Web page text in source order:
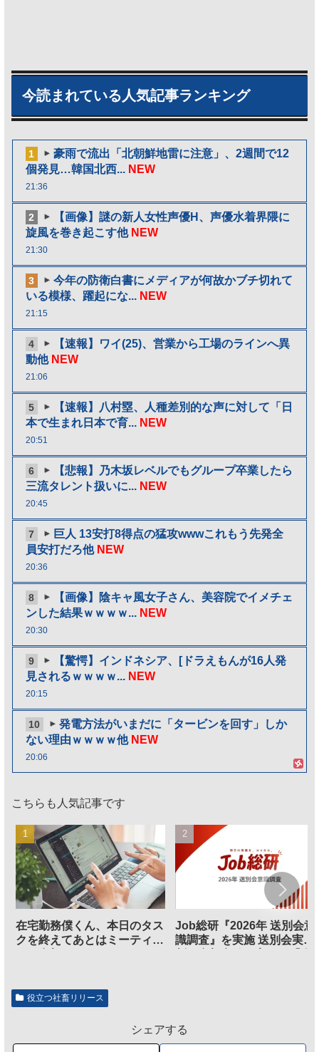
今読まれている人気記事ランキング
1
豪雨で流出「北朝鮮地雷に注意」、2週間で12
個発見…韓国北西... NEW
21:36
2
【画像】謎の新人女性声優H、声優水着界隈に
旋風を巻き起こす他 NEW
21:30
3
今年の防衛白書にメディアが何故かブチ切れて
いる模様、躍起にな... NEW
21:15
4
【速報】ワイ(25)、営業から工場のラインへ異
動他 NEW
21:06
5
【速報】八村塁、人種差別的な声に対して「日
本で生まれ日本で育... NEW
20:51
6
【悲報】乃木坂レベルでもグループ卒業したら
三流タレント扱いに... NEW
20:45
7
巨人 13安打8得点の猛攻wwwこれもう先発全
員安打だろ他 NEW
20:36
8
【画像】陰キャ風女子さん、美容院でイメチェ
ンした結果ｗｗｗｗ... NEW
20:30
9
【驚愕】インドネシア、[ドラえもんが16人発
見されるｗｗｗｗ... NEW
20:15
10
発電方法がいまだに「タービンを回す」しか
ない理由ｗｗｗｗ他 NEW
20:06
こちらも人気記事です
在宅勤務僕くん、本日のタス
クを終えてあとはミーティン
Job総研『2026年 送別会意
識調査』を実施 送別会実施
役立つ社畜リリース
シェアする